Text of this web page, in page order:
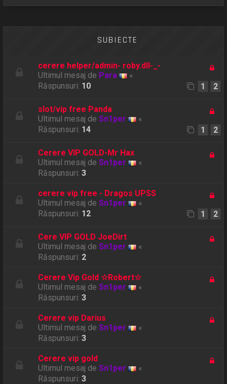
SUBIECTE
cerere helper/admin- roby.dll-_-
Ultimul mesaj de Para
«
Răspunsuri: 10 1 2
slot/vip free Panda
Ultimul mesaj deSn1per
«
Răspunsuri: 14 1 2
Cerere VIP GOLD-Mr Hax
Ultimul mesaj deSn1per
«
Răspunsuri:3
cerere vip free - Dragos UPSS
Ultimul mesaj deSn1per
«
Răspunsuri: 12 1 2
Cere VIP GOLD JoeDirt
Ultimul mesaj deSn1per
«
Răspunsuri: 2
Cerere Vip Gold ☆Robert☆
Ultimul mesaj deSn1per
«
Răspunsuri:3
Cerere vip Darius
Ultimul mesaj deSn1per
«
Răspunsuri:3
Cerere vip gold
Ultimul mesaj deSn1per
«
Răspunsuri:3